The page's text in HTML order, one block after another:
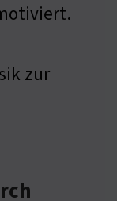
zur